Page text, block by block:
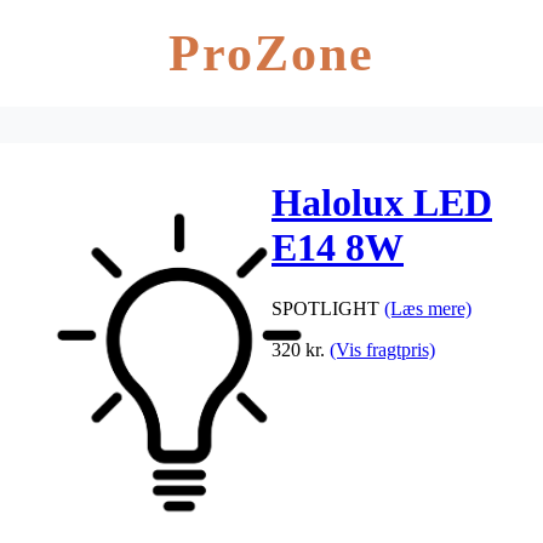
ProZone
Halolux LED
E14 8W
2700K dim
SPOTLIGHT (Læs mere)
320 kr. (Vis fragtpris)